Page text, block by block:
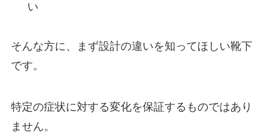
い
そんな方に、まず設計の違いを知ってほしい靴下
です。
特定の症状に対する変化を保証するものではあり
ません。